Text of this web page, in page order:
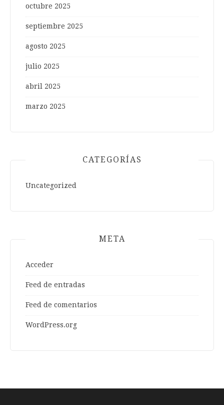
octubre 2025
septiembre 2025
agosto 2025
julio 2025
abril 2025
marzo 2025
CATEGORÍAS
Uncategorized
META
Acceder
Feed de entradas
Feed de comentarios
WordPress.org